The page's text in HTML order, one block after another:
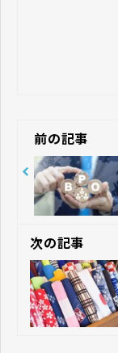
前の記事
次の記事